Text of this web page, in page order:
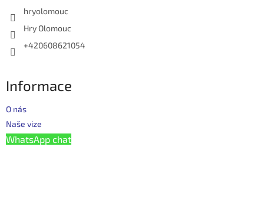
hryolomouc
Hry Olomouc
+420608621054
Informace
O nás
Naše vize
WhatsApp chat